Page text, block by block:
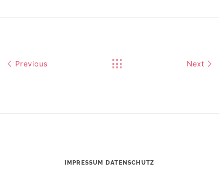
Previous Next
IMPRESSUM DATENSCHUTZ